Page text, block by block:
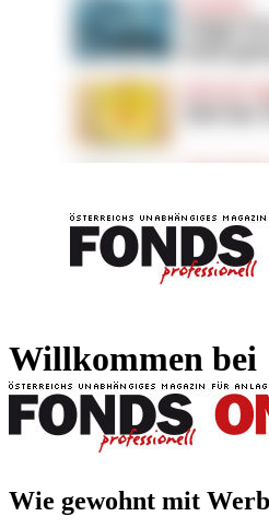
Willkommen bei
Wie gewohnt mit